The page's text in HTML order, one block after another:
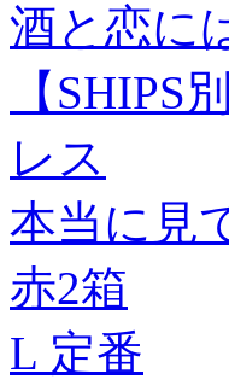
酒と恋に
【
レス
本当に見
赤2箱
L 定番